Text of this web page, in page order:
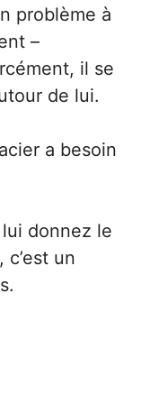
problème à
–
il se
de lui.
a besoin
donnez le
c’est un